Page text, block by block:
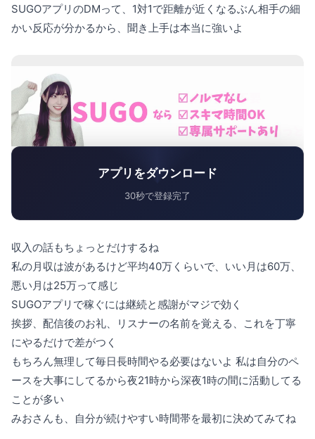
SUGOアプリのDMって、1対1で距離が近くなるぶん相手の細
かい反応が分かるから、聞き上手は本当に強いよ
アプリをダウンロード
30秒で登録完了
収入の話もちょっとだけするね
私の月収は波があるけど平均40万くらいで、いい月は60万、
悪い月は25万って感じ
SUGOアプリで稼ぐには継続と感謝がマジで効く
挨拶、配信後のお礼、リスナーの名前を覚える、これを丁寧
にやるだけで差がつく
もちろん無理して毎日長時間やる必要はないよ 私は自分のペ
ースを大事にしてるから夜21時から深夜1時の間に活動してる
ことが多い
みおさんも、自分が続けやすい時間帯を最初に決めてみてね